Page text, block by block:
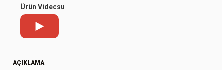
Ürün Videosu
AÇIKLAMA